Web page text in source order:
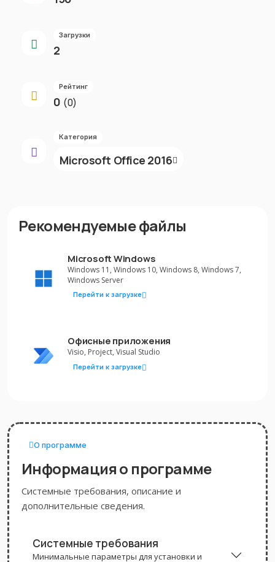
Загрузки
2
Рейтинг
0 (0)
Категория
Microsoft Office 2016
Рекомендуемые файлы
Microsoft Windows
Windows 11, Windows 10, Windows 8, Windows 7,
Windows Server
Перейти к загрузке
Офисные приложения
Visio, Project, Visual Studio
Перейти к загрузке
О программе
Информация о программе
Системные требования, описание и
дополнительные сведения.
Системные требования
Минимальные параметры для установки и